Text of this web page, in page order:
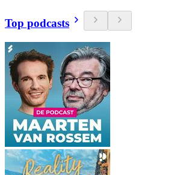
Top podcasts